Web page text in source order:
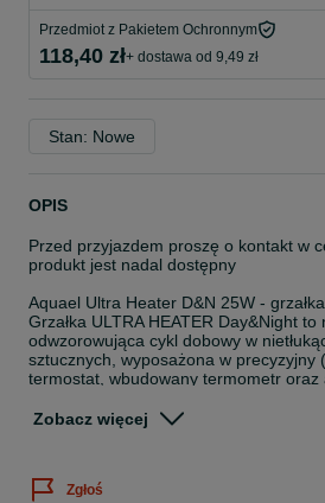
Przedmiot z Pakietem Ochronnym
118,40 zł+ dostawa od 9,49 zł
Stan: Nowe
OPIS
Przed przyjazdem proszę o kontakt w
produkt jest nadal dostępny
Aquael Ultra Heater D&N 25W -
Grzałka ULTRA HEATER Day&Night to
odwzorowująca cykl dobowy w
sztucznych, wyposażona w precyzyjny
termostat, wbudowany termometr oraz
można bezpiecznie umieszczać je
Grzałka o mocy 25W
Zobacz więcej
Zgłoś